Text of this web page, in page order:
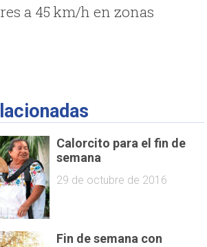
a 45 km/h en zonas
Calorcito para el fin de
semana
29 de octubre de 2016
Fin de semana con